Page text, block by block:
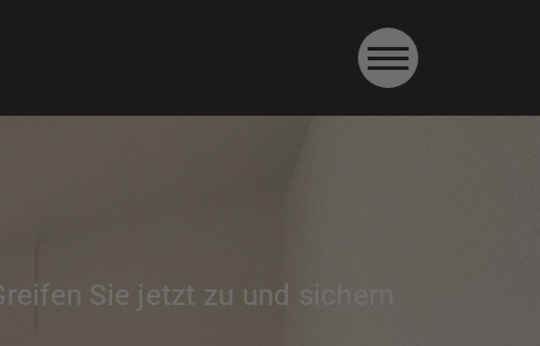
Kontakt aufnehmen
Sie jetzt zu und sichern